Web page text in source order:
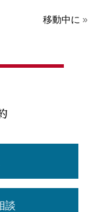
移動中に »
談